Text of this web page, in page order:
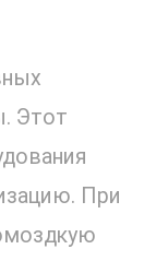
Этот
При